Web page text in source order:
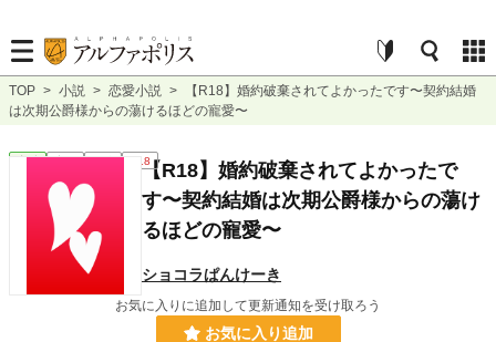
TOP > 小説 > 恋愛小説 >
【R18】婚約破棄されてよかったです〜契約結婚
は次期公爵様からの蕩けるほどの寵愛〜
恋愛 完結 短編 R18【R18】婚約破棄されてよかったで
す〜契約結婚は次期公爵様からの蕩け
るほどの寵愛〜
ショコラぱんけーき
お気に入りに追加して更新通知を受け取ろう
お気に入り追加